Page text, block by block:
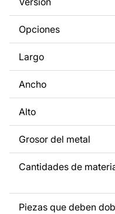
metal, ponte en
Si tienes alguna
cualquier momento:
Opciones
Largo
Ancho
Alto
Grosor del metal
Cantidades de
Piezas que deben